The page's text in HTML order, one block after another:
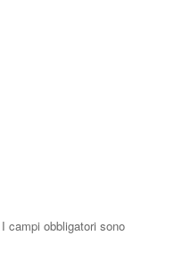
I campi obbligatori sono